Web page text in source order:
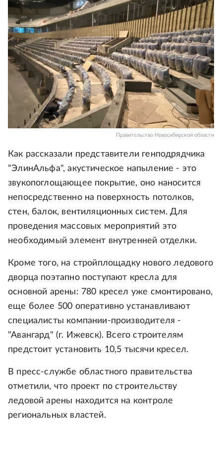
Правительство Новосибирской области
Как рассказали представители генподрядчика
"ЭлинАльфа", акустическое напыление - это
звукопоглощающее покрытие, оно наносится
непосредственно на поверхность потолков,
стен, балок, вентиляционных систем. Для
проведения массовых мероприятий это
необходимый элемент внутренней отделки.
Кроме того, на стройплощадку нового ледового
дворца поэтапно поступают кресла для
основной арены: 780 кресел уже смонтировано,
еще более 500 оперативно устанавливают
специалисты компании-производителя -
"Авангард" (г. Ижевск). Всего строителям
предстоит установить 10,5 тысячи кресел.
В пресс-службе областного правительства
отметили, что проект по строительству
ледовой арены находится на контроле
региональных властей.